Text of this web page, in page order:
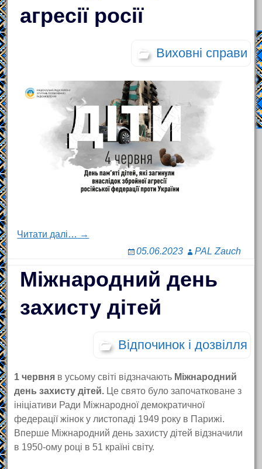
агресії росії
Виховні справи
Читати далі… →
05.06.2023
PAL Zauch
Міжнародний день
захисту дітей
Відпочинок і дозвілля
1 червня в усьому світі відзначають Міжнародний
день захисту дітей. Це свято було започатковане з
ініціативи Ради Міжнародної демократичної
федерації жінок у листопаді 1949 року в Парижі.
Вперше Міжнародний день захисту дітей відзначили
в 1950-ому році в 51 країні світу.